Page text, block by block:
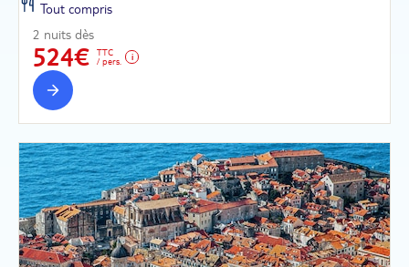
Tout compris
2 nuits dès
524€
TTC
/ pers.